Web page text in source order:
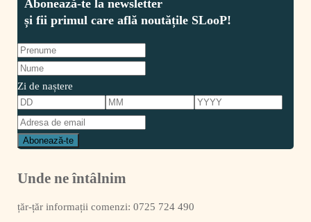
Zi de naștere
Unde ne întâlnim
0725 724 490